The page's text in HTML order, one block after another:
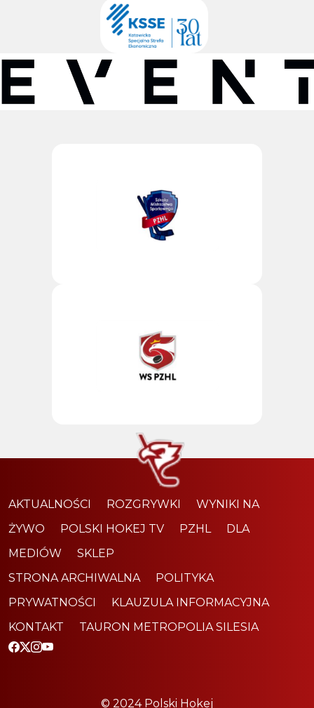
AKTUALNOŚCI ROZGRYWKI
WYNIKI NA
ŻYWO
POLSKI HOKEJ TV PZHL
DLA
MEDIÓW
SKLEP
STRONA ARCHIWALNA
POLITYKA
PRYWATNOŚCI
KLAUZULA INFORMACYJNA
KONTAKT
TAURON METROPOLIA SILESIA
© 2024 Polski Hokej